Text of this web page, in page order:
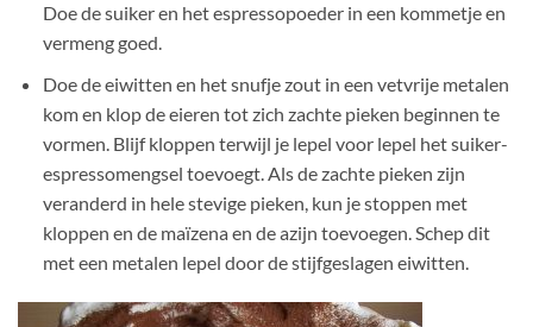
Doe de suiker en het espressopoeder in een kommetje en
vermeng goed.
Doe de eiwitten en het snufje zout in een vetvrije metalen
kom en klop de eieren tot zich zachte pieken beginnen te
vormen. Blijf kloppen terwijl je lepel voor lepel het suiker-
espressomengsel toevoegt. Als de zachte pieken zijn
veranderd in hele stevige pieken, kun je stoppen met
kloppen en de maïzena en de azijn toevoegen. Schep dit
met een metalen lepel door de stijfgeslagen eiwitten.